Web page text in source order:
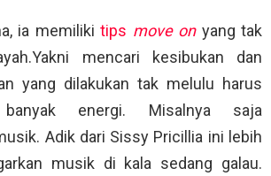
ia memiliki tips move onyang tak
mencari kesibukan dan
yang dilakukan tak melulu harus
banyak energi. Misalnya saja
Adik dari Sissy Pricillia ini lebih
musik di kala sedang galau.